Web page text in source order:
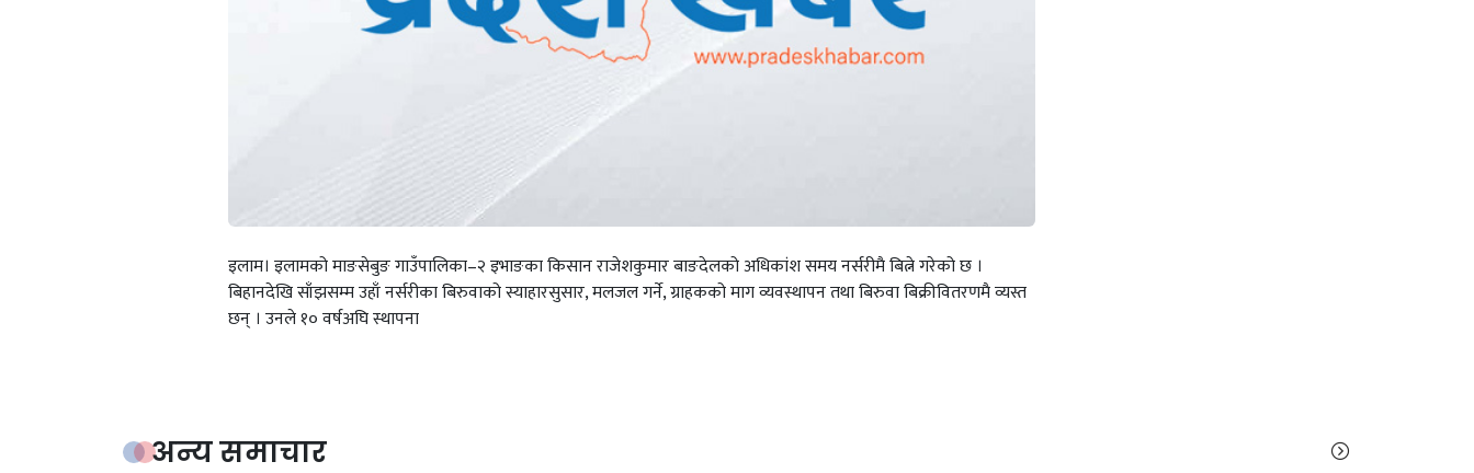
इलाम। इलामको माङसेबुङ गाउँपालिका–२ इभाङका किसान राजेशकुमार बाङदेलको अधिकांश समय नर्सरीमै बित्ने गरेको छ ।
बिहानदेखि साँझसम्म उहाँ नर्सरीका बिरुवाको स्याहारसुसार, मलजल गर्ने, ग्राहकको माग व्यवस्थापन तथा बिरुवा बिक्रीवितरणमै व्यस्त
छन् । उनले १० वर्षअघि स्थापना
अन्य समाचार